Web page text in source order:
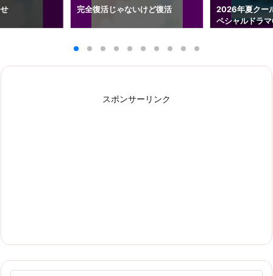
完全復活じゃないけど復活
2026年夏クー
ペシャルドラ
スポンサーリンク